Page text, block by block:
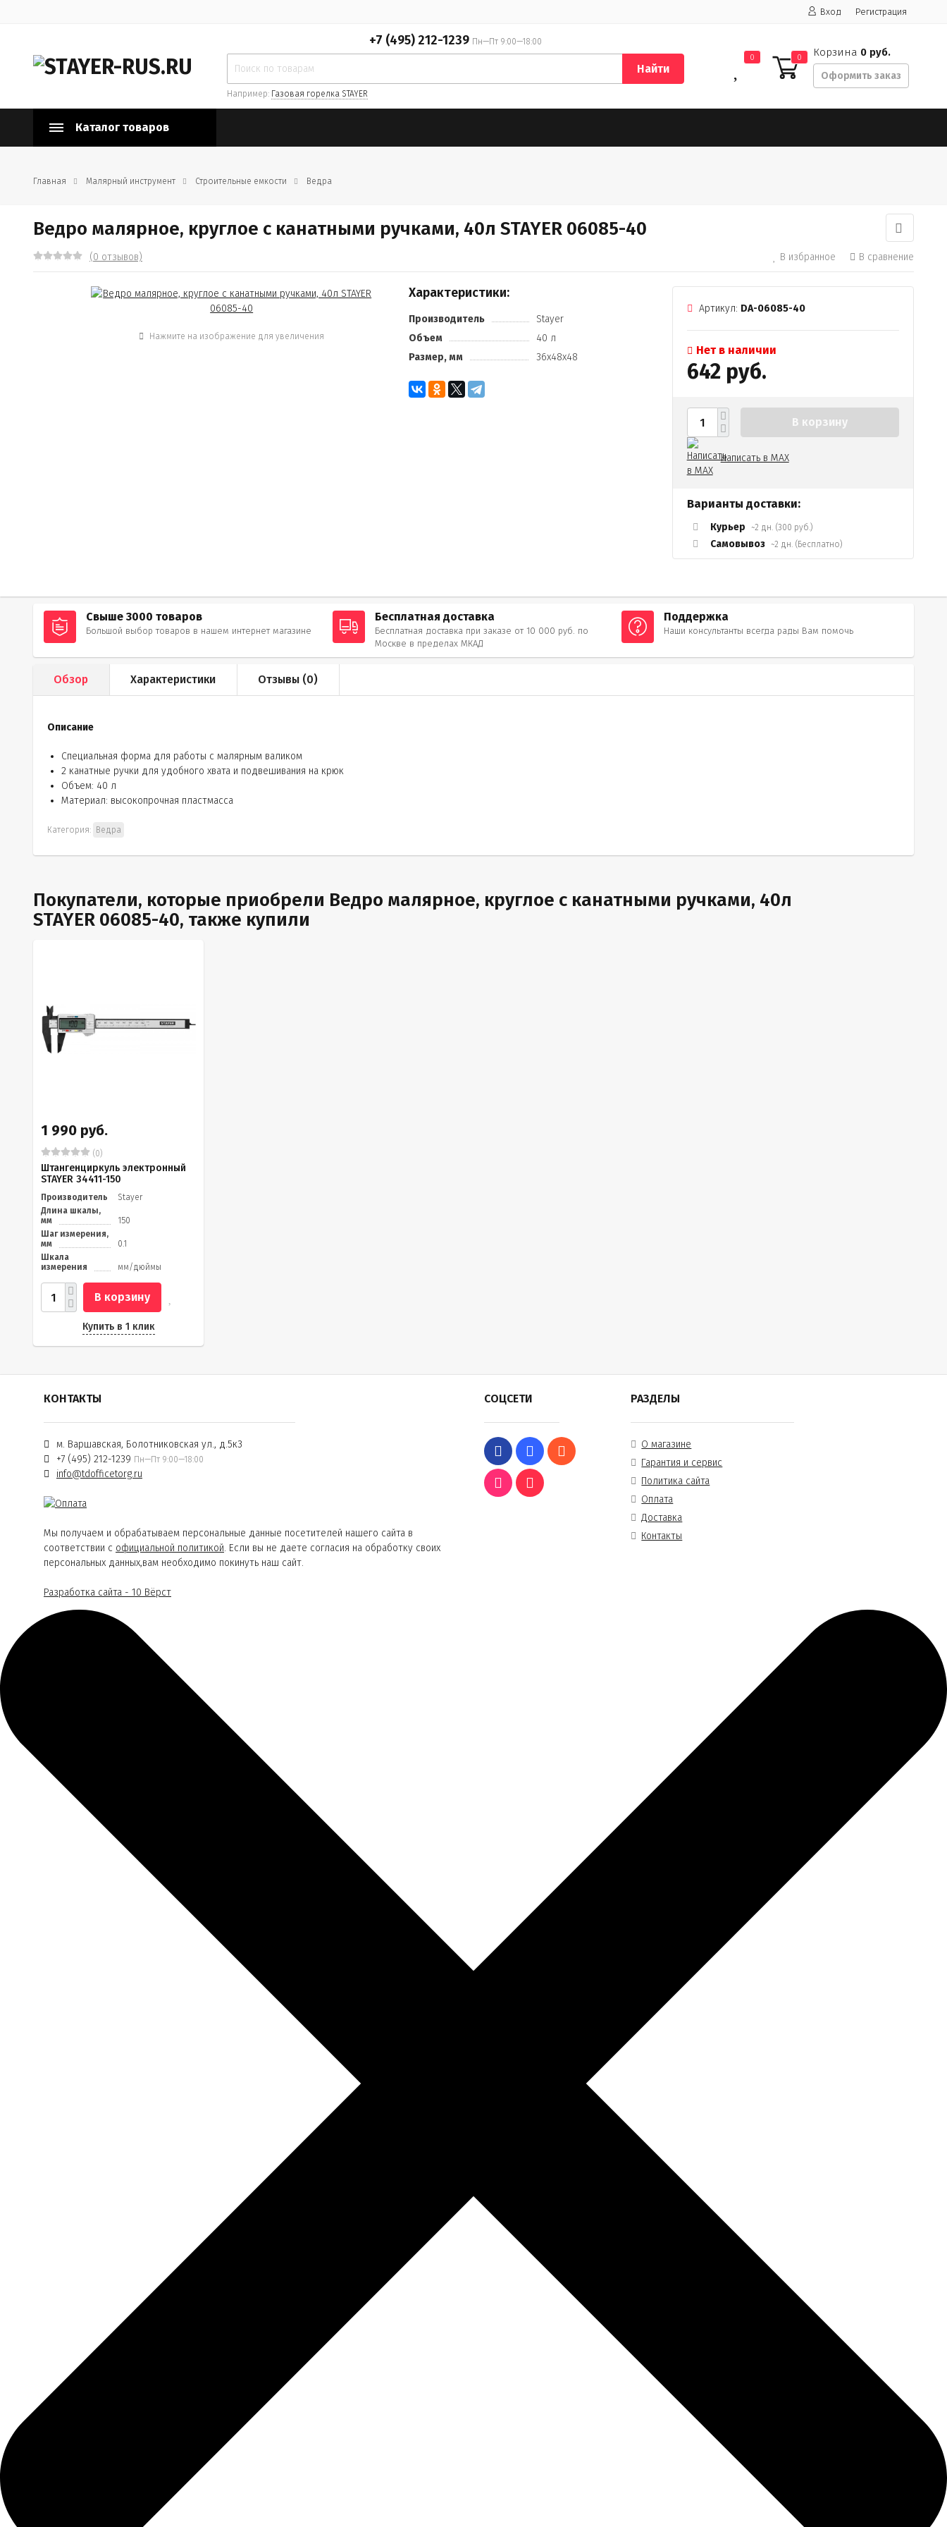
Вход Регистрация
+7 (495) 212-1239 Пн—Пт 9:00—18:00
Найти
Например: Газовая горелка STAYER
0 0 Корзина 0 руб.
Оформить заказ
Каталог товаров
Главная Малярный инструмент Строительные емкости Ведра
Ведро малярное, круглое с канатными ручками, 40л STAYER 06085-40
(0 отзывов) В избранное В сравнение
Нажмите на изображение для увеличения
Характеристики:
Производитель
Stayer
Объем
40 л
Размер, мм
36x48x48
Артикул: DA-06085-40
Нет в наличии
642 руб.
В корзину
Написать в MAX
Варианты доставки:
Курьер ~2 дн. (300 руб.)
Самовывоз ~2 дн. (Бесплатно)
Свыше 3000 товаров
Большой выбор товаров в нашем интернет магазине
Бесплатная доставка
Бесплатная доставка при заказе от 10 000 руб. по
Москве в пределах МКАД
Поддержка
Наши консультанты всегда рады Вам помочь
Обзор Характеристики Отзывы (0)
Описание
Специальная форма для работы с малярным валиком
2 канатные ручки для удобного хвата и подвешивания на крюк
Объем: 40 л
Материал: высокопрочная пластмасса
Категория: Ведра
Покупатели, которые приобрели Ведро малярное, круглое с канатными ручками, 40л
STAYER 06085-40, также купили
1 990 руб.
(0)
Штангенциркуль электронный
STAYER 34411-150
Производитель
Stayer
Длина шкалы,
мм
150
Шаг измерения,
мм
0.1
Шкала
измерения
мм/дюймы
В корзину
Купить в 1 клик
КОНТАКТЫ
м. Варшавская, Болотниковская ул., д.5к3
+7 (495) 212-1239 Пн—Пт 9:00—18:00
info@tdofficetorg.ru
Мы получаем и обрабатываем персональные данные посетителей нашего сайта в
соответствии с официальной политикой. Если вы не даете согласия на обработку своих
персональных данных,вам необходимо покинуть наш сайт.
Разработка сайта - 10 Вёрст
СОЦСЕТИ РАЗДЕЛЫ
О магазине
Гарантия и сервис
Политика сайта
Оплата
Доставка
Контакты